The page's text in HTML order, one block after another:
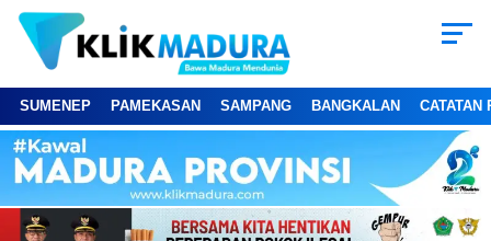
SUMENEP PAMEKASAN SAMPANG BANGKALAN CATATAN